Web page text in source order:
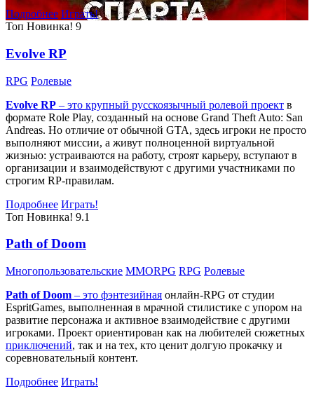
Подробнее Играть!
Топ Новинка! 9
Evolve RP
RPG Ролевые
Evolve RP – это крупный русскоязычный ролевой проект в
формате Role Play, созданный на основе Grand Theft Auto: San
Andreas. Но отличие от обычной GTA, здесь игроки не просто
выполняют миссии, а живут полноценной виртуальной
жизнью: устраиваются на работу, строят карьеру, вступают в
организации и взаимодействуют с другими участниками по
строгим RP-правилам.
Подробнее Играть!
Топ Новинка! 9.1
Path of Doom
Многопользовательские MMORPG RPG Ролевые
Path of Doom – это фэнтезийная онлайн-RPG от студии
EspritGames, выполненная в мрачной стилистике с упором на
развитие персонажа и активное взаимодействие с другими
игроками. Проект ориентирован как на любителей сюжетных
приключений, так и на тех, кто ценит долгую прокачку и
соревновательный контент.
Подробнее Играть!